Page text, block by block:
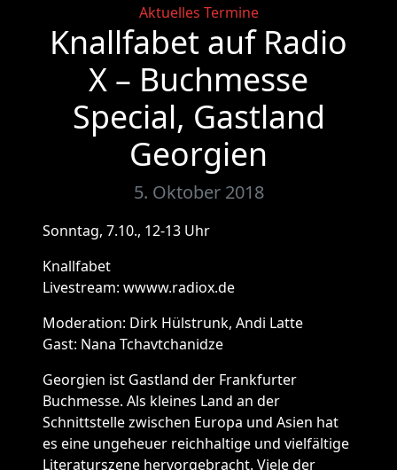
Categories
Aktuelles Termine
Knallfabet auf Radio
X – Buchmesse
Special, Gastland
Georgien
5. Oktober 2018
Sonntag, 7.10., 12-13 Uhr
Knallfabet
Livestream: wwww.radiox.de
Moderation: Dirk Hülstrunk, Andi Latte
Gast: Nana Tchavtchanidze
Georgien ist Gastland der Frankfurter
Buchmesse. Als kleines Land an der
Schnittstelle zwischen Europa und Asien hat
es eine ungeheuer reichhaltige und vielfältige
Literaturszene hervorgebracht. Viele der